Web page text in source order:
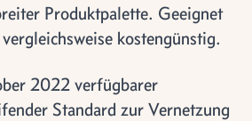
Produktpalette. Geeignet
kostengünstig.
2022 verfügbarer
Standard zur Vernetzung